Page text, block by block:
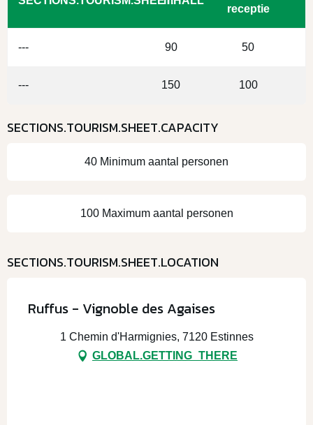
receptie
--- 90 50
--- 150 100
SECTIONS.TOURISM.SHEET.CAPACITY
40 Minimum aantal personen
100 Maximum aantal personen
SECTIONS.TOURISM.SHEET.LOCATION
Ruffus - Vignoble des Agaises
1 Chemin d'Harmignies, 7120 Estinnes
GLOBAL.GETTING_THERE